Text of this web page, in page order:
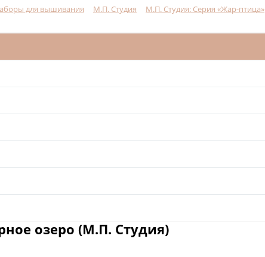
для вышивания М.П. Студия М.П. Студия: Серия «Жар-птица»
озеро (М.П. Студия)